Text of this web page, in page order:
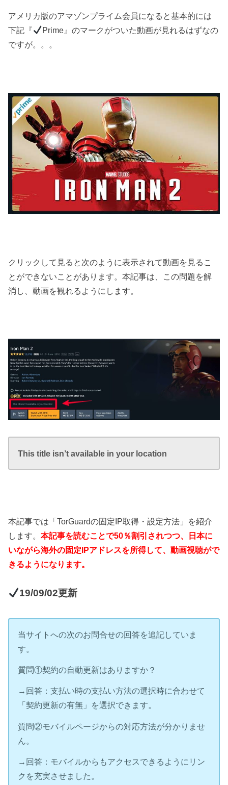
アメリカ版のアマゾンプライム会員になると基本的には
下記『
Prime』のマークがついた動画が見れるはずなの
ですが。。。
クリックして見ると次のように表示されて動画を見るこ
とができないことがあります。本記事は、この問題を解
消し、動画を観れるようにします。
This title isn’t available in your location
本記事では「TorGuardの固定IP取得・設定方法」を紹介
します。本記事を読むことで50％割引されつつ、日本に
いながら海外の固定IPアドレスを所得して、動画視聴がで
きるようになります。
19/09/02更新
当サイトへの次のお問合せの回答を追記していま
す。
質問①契約の自動更新はありますか？
→回答：支払い時の支払い方法の選択時に合わせて
「契約更新の有無」を選択できます。
質問②モバイルページからの対応方法が分かりませ
ん。
→回答：モバイルからもアクセスできるようにリン
クを充実させました。